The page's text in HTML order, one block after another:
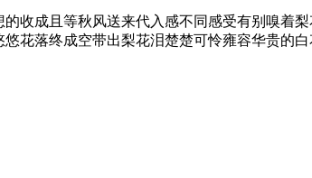
成且等秋风送来代入感不同感受有别嗅着
花落终成空带出梨花泪楚楚可怜雍容华贵的